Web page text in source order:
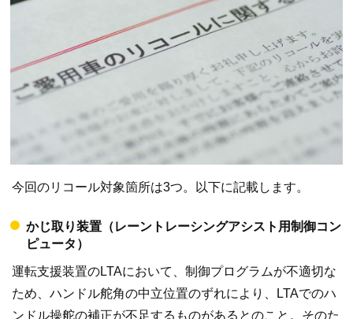
今回のリコール対象箇所は3つ。以下に記載します。
かじ取り装置（レーントレーシングアシスト用制御コン
ピュータ）
運転支援装置のLTAにおいて、制御プログラムが不適切な
ため、ハンドル舵角の中立位置のずれにより、LTAでのハ
ンドル操舵の補正が不足するものがあるとのこと。そのた